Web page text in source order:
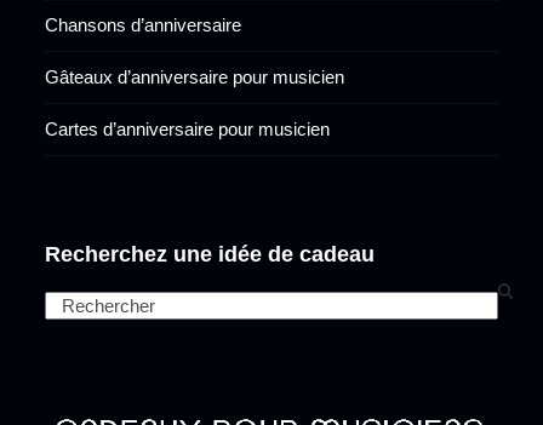
Chansons d’anniversaire
Gâteaux d’anniversaire pour musicien
Cartes d’anniversaire pour musicien
Recherchez une idée de cadeau
Search